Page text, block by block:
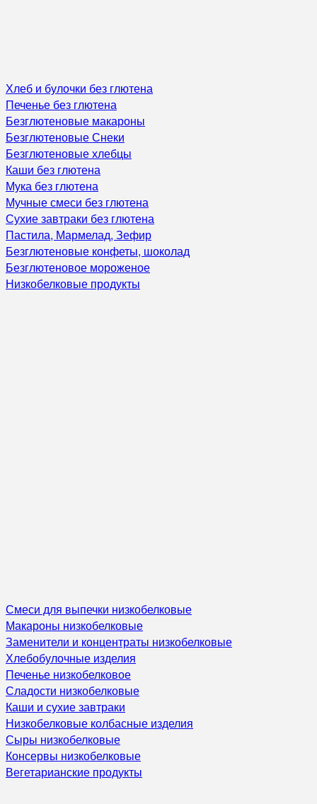
Хлеб и булочки без глютена
Печенье без глютена
Безглютеновые макароны
Безглютеновые Снеки
Безглютеновые хлебцы
Каши без глютена
Мука без глютена
Мучные смеси без глютена
Сухие завтраки без глютена
Пастила, Мармелад, Зефир
Безглютеновые конфеты, шоколад
Безглютеновое мороженое
Низкобелковые продукты
Смеси для выпечки низкобелковые
Макароны низкобелковые
Заменители и концентраты низкобелковые
Хлебобулочные изделия
Печенье низкобелковое
Сладости низкобелковые
Каши и сухие завтраки
Низкобелковые колбасные изделия
Сыры низкобелковые
Консервы низкобелковые
Вегетарианские продукты